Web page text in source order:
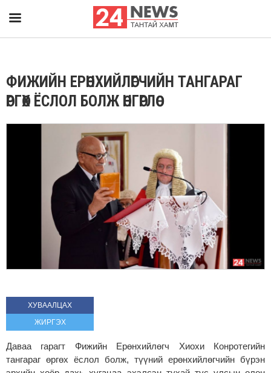
ФИЖИЙН ЕРӨНХИЙЛӨГЧИЙН ТАНГАРАГ
ӨРГӨХ ЁСЛОЛ БОЛЖ ӨНГӨРЛӨӨ
ХУВААЛЦАХ
ЖИРГЭХ
Даваа гарагт Фижийн Ерөнхийлөгч Хиохи Конротегийн
тангараг өргөх ёслол болж, түүний ерөнхийлөгчийн бүрэн